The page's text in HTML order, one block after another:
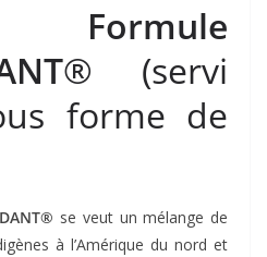
® (servi
forme de
® se veut un mélange de
à l’Amérique du nord et